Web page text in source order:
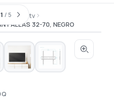
Soporte tv
32-70, NEGRO
1 / 5